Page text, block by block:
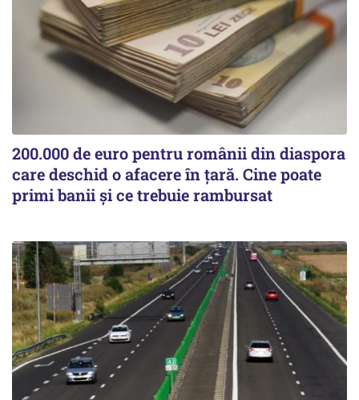
200.000 de euro pentru românii din diaspora
care deschid o afacere în țară. Cine poate
primi banii și ce trebuie rambursat